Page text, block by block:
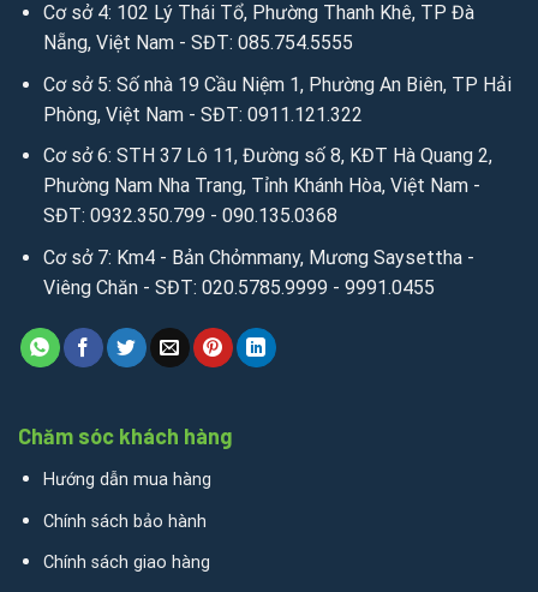
Email: sales.anhvaigiada@gmail.com /ngochanjsc2016@g
mail.com /nhandisc@yahoo.com
Cơ sở 4: 102 Lý Thái Tổ, Phường Thanh Khê, TP Đà
Nẵng, Việt Nam - SĐT: 085.754.5555
Cơ sở 5: Số nhà 19 Cầu Niệm 1, Phường An Biên, TP Hải
Phòng, Việt Nam - SĐT: 0911.121.322
Cơ sở 6: STH 37 Lô 11, Đường số 8, KĐT Hà Quang 2,
Phường Nam Nha Trang, Tỉnh Khánh Hòa, Việt Nam -
SĐT: 0932.350.799 - 090.135.0368
Cơ sở 7: Km4 - Bản Chỏmmany, Mương Saysettha -
Viêng Chăn - SĐT: 020.5785.9999 - 9991.0455
Chăm sóc khách hàng
Hướng dẫn mua hàng
Chính sách bảo hành
Chính sách giao hàng